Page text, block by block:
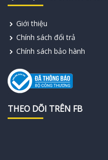
Giới thiệu
Chính sách đổi trả
Chính sách bảo hành
THEO DÕI TRÊN FB